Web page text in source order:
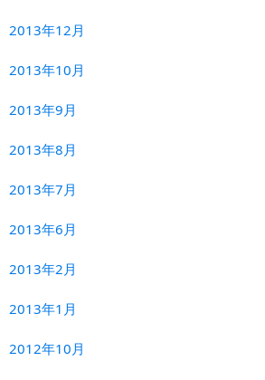
2013年12月
2013年10月
2013年9月
2013年8月
2013年7月
2013年6月
2013年2月
2013年1月
2012年10月